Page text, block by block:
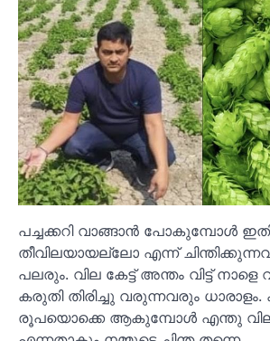
പച്ചക്കറി വാങ്ങാൻ പോകുമ്പോൾ
തീവിലയായല്ലോ എന്ന്
പലരും. വില കേട്ട് അന്തം വിട്ട് നാളെ
കരുതി തിരിച്ചു വരുന്നവരും
രൂപയൊക്കെ ആകുമ്പോൾ എന്തു